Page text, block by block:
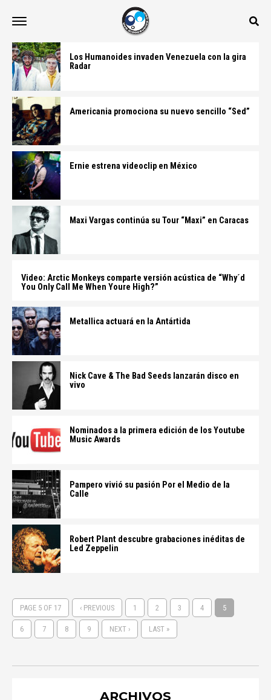
Los Humanoides invaden Venezuela con la gira
Radar
Americania promociona su nuevo sencillo “Sed”
Ernie estrena videoclip en México
Maxi Vargas continúa su Tour “Maxi” en Caracas
Video: Arctic Monkeys comparte versión acústica de “Why´d
You Only Call Me When Youre High?”
Metallica actuará en la Antártida
Nick Cave & The Bad Seeds lanzarán disco en
vivo
Nominados a la primera edición de los Youtube
Music Awards
Pampero vivió su pasión Por el Medio de la
Calle
Robert Plant descubre grabaciones inéditas de
Led Zeppelin
PAGE 5 OF 17 ‹ PREVIOUS 1 2 3 4 5
6 7 8 9 NEXT › LAST »
ARCHIVOS